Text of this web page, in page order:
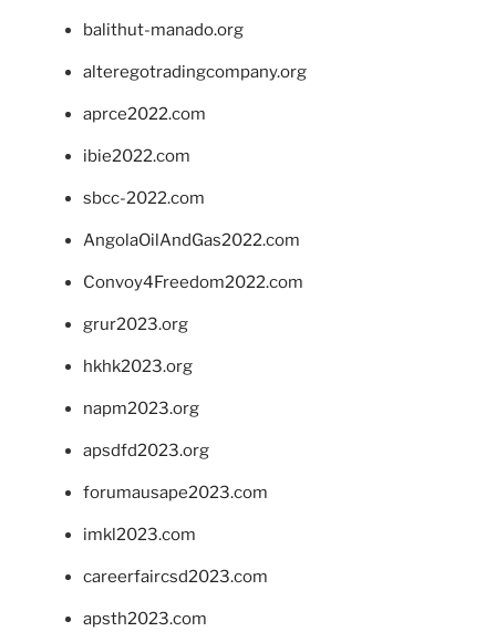
balithut-manado.org
alteregotradingcompany.org
aprce2022.com
ibie2022.com
sbcc-2022.com
AngolaOilAndGas2022.com
Convoy4Freedom2022.com
grur2023.org
hkhk2023.org
napm2023.org
apsdfd2023.org
forumausape2023.com
imkl2023.com
careerfaircsd2023.com
apsth2023.com